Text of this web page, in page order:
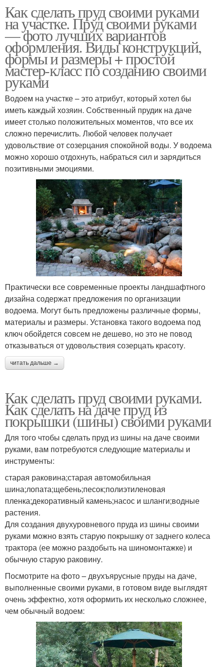
Как сделать пруд своими руками
на участке. Пруд своими руками
— фото лучших вариантов
оформления. Виды конструкций,
формы и размеры + простой
мастер-класс по созданию своими
руками
Водоем на участке – это атрибут, который хотел бы
иметь каждый хозяин. Собственный прудик на даче
имеет столько положительных моментов, что все их
сложно перечислить. Любой человек получает
удовольствие от созерцания спокойной воды. У водоема
можно хорошо отдохнуть, набраться сил и зарядиться
позитивными эмоциями.
Практически все современные проекты ландшафтного
дизайна содержат предложения по организации
водоема. Могут быть предложены различные формы,
материалы и размеры. Установка такого водоема под
ключ обойдется совсем не дешево, но это не повод
отказываться от удовольствия созерцать красоту.
читать дальше →
Как сделать пруд своими руками.
Как сделать на даче пруд из
покрышки (шины) своими руками
Для того чтобы сделать пруд из шины на даче своими
руками, вам потребуются следующие материалы и
инструменты:
старая раковина;старая автомобильная
шина;лопата;щебень;песок;полиэтиленовая
пленка;декоративный камень;насос и шланги;водные
растения.
Для создания двухуровневого пруда из шины своими
руками можно взять старую покрышку от заднего колеса
трактора (ее можно раздобыть на шиномонтажке) и
обычную старую раковину.
Посмотрите на фото – двухъярусные пруды на даче,
выполненные своими руками, в готовом виде выглядят
очень эффектно, хотя оформить их несколько сложнее,
чем обычный водоем: